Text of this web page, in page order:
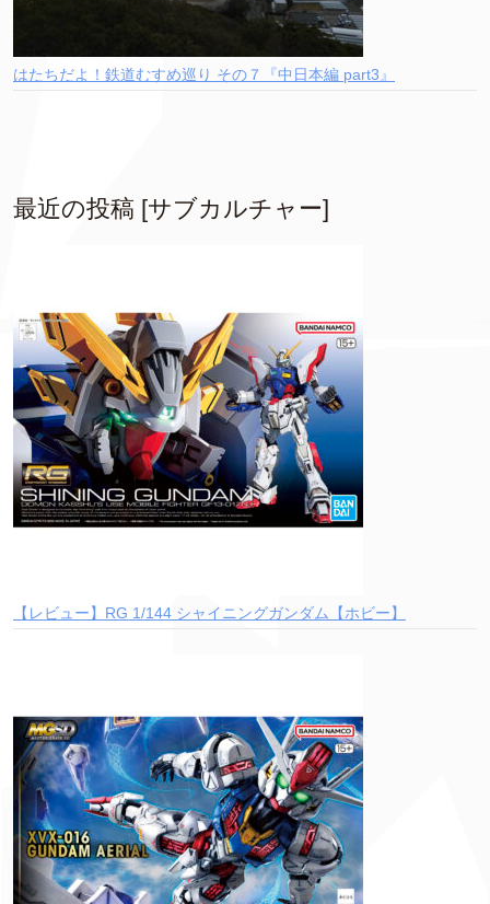
はたちだよ！鉄道むすめ巡り その７『中日本編 part3』
最近の投稿 [サブカルチャー]
【レビュー】RG 1/144 シャイニングガンダム【ホビー】